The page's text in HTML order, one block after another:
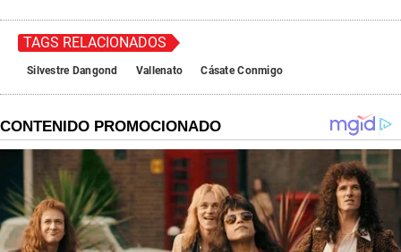
TAGS RELACIONADOS
Silvestre Dangond Vallenato Cásate Conmigo